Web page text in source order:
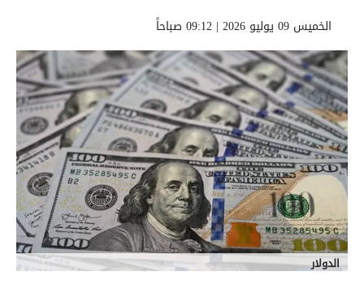
الخميس 09 يوليو 2026 | 09:12 صباحاً
الدولار